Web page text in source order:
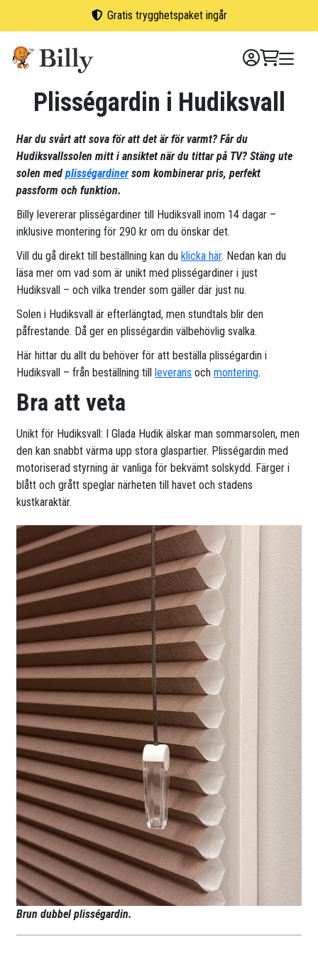
Gratis trygghetspaket ingår
Plisségardin i Hudiksvall
Har du svårt att sova för att det är för varmt? Får du
Hudiksvallssolen mitt i ansiktet när du tittar på TV? Stäng ute
solen medplisségardinersom kombinerar pris, perfekt
passform och funktion.
Billy levererar plisségardiner till Hudiksvall inom 14 dagar –
inklusive montering för 290 kr om du önskar det.
Vill du gå direkt till beställning kan duklicka här. Nedan kan du
läsa mer om vad som är unikt med plisségardiner i just
Hudiksvall – och vilka trender som gäller där just nu.
Solen i Hudiksvall är efterlängtad, men stundtals blir den
påfrestande. Då ger en plisségardin välbehövlig svalka.
Här hittar du allt du behöver för att beställa plisségardin i
Hudiksvall – från beställning tillleverans ochmontering.
Bra att veta
Unikt för Hudiksvall: I Glada Hudik älskar man sommarsolen, men
den kan snabbt värma upp stora glaspartier. Plisségardin med
motoriserad styrning är vanliga för bekvämt solskydd. Färger i
blått och grått speglar närheten till havet och stadens
kustkaraktär.
Brun dubbel plisségardin.